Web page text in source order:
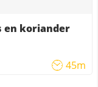
en koriander
45m